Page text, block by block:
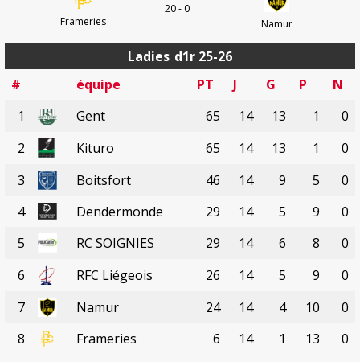
Frameries
20 - 0
Namur
Ladies d1r 25-26
#
équipe PT J G P
N
1
Gent 65 14 13 1
0
2
Kituro 65 14 13 1
0
3
Boitsfort 46 14 9 5
0
4
Dendermonde 29 14 5 9
0
5
RC SOIGNIES 29 14 6 8
0
6
RFC Liégeois 26 14 5 9
0
7
Namur 24 14 4 10
0
8
Frameries 6 14 1 13 0